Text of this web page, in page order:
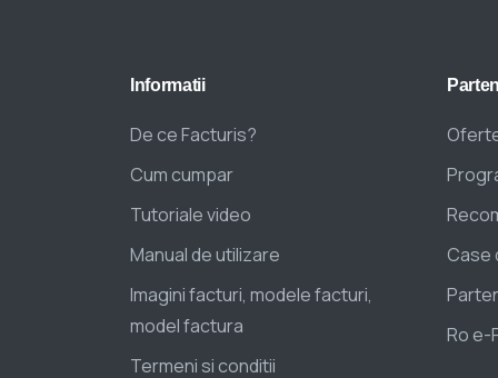
Informatii
De ce Facturis?
Cum cumpar
Tutoriale video
Manual de utilizare
Imagini facturi, modele facturi,
model factura
Termeni si conditii
Case
Ro e-